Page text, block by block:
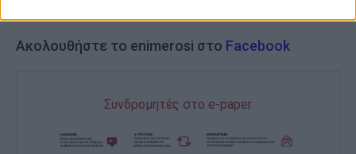
Ακολουθήστε το enimerosi στο Facebook
Συνδρομητές στο e-paper